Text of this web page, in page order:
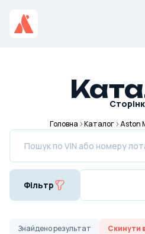
Головна Каталог Aston
Фільтр
Знайденорезультат Скинути